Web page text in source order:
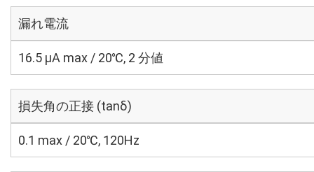
漏れ電流
16.5 μA max / 20℃, 2 分値
損失角の正接 (tanδ)
0.1 max / 20℃, 120Hz